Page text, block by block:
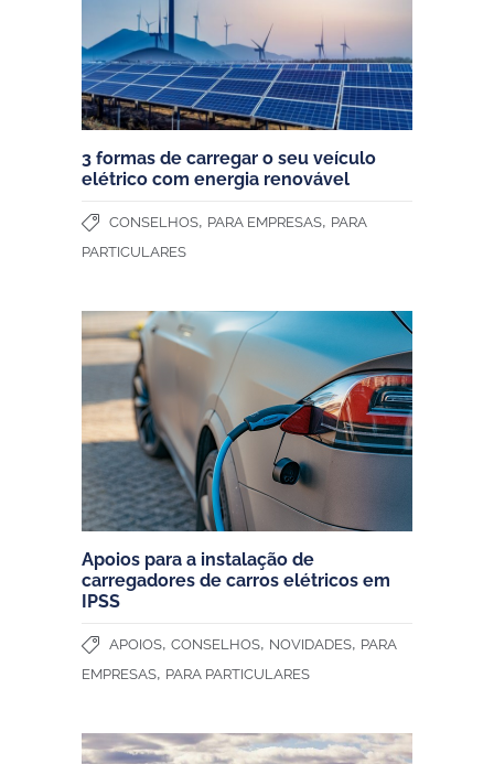
3 formas de carregar o seu veículo
elétrico com energia renovável
CONSELHOS, PARA EMPRESAS, PARA
PARTICULARES
Apoios para a instalação de
carregadores de carros elétricos em
IPSS
APOIOS, CONSELHOS, NOVIDADES, PARA
EMPRESAS, PARA PARTICULARES